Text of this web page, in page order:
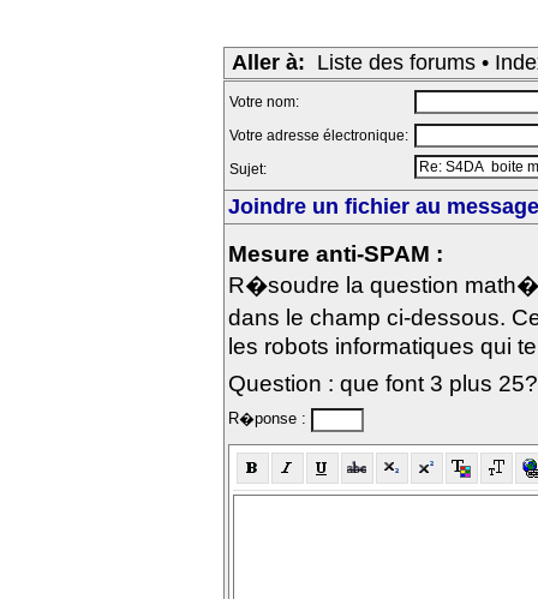
Aller à: Liste des forums •
Votre nom:
Votre adresse électronique:
Sujet:
Joindre un fichier au
Mesure anti-SPAM :
R�soudre la question
dans le champ ci-dessous.
les robots informatiques qui
Question : que font 3 plus 25?
R�ponse :